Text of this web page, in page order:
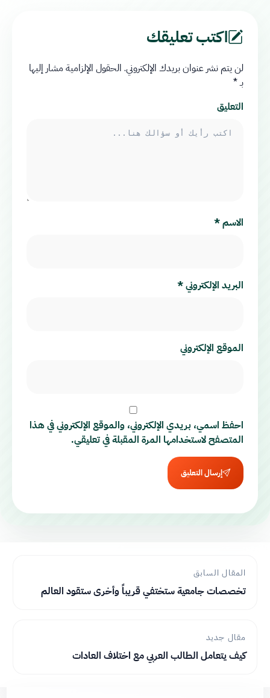
اكتب تعليقك
لن يتم نشر عنوان بريدك الإلكتروني. الحقول الإلزامية مشار إليها
بـ*
التعليق
الاسم*
البريد الإلكتروني*
الموقع الإلكتروني
احفظ اسمي، بريدي الإلكتروني، والموقع الإلكتروني في هذا
المتصفح لاستخدامها المرة المقبلة في تعليقي.
إرسال التعليق
المقال السابق
تخصصات جامعية ستختفي قريباً وأخرى ستقود العالم
مقال جديد
كيف يتعامل الطالب العربي مع اختلاف العادات